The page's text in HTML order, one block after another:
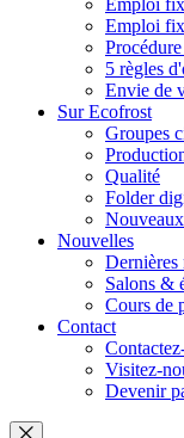
Emploi
5 règles
Envie de
Sur Ecofrost
Groupes
Qualité
Folder
Nouvelles
Dernières
Salons &
Cours de
Contact
Visitez-
Devenir